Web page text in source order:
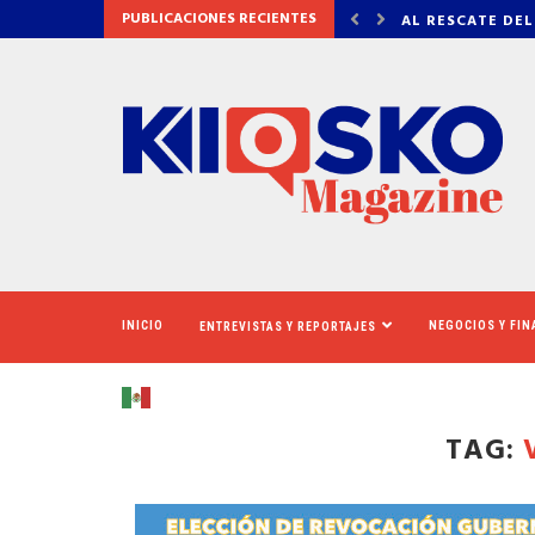
PUBLICACIONES RECIENTES
CINERAMA DOME VADHIR
INICIO ENTREVISTAS Y REPORTAJES NEGOCIOS Y
TAG: